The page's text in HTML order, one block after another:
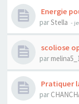
Energie
parStella -
scoliose
par
Pratiquer
par